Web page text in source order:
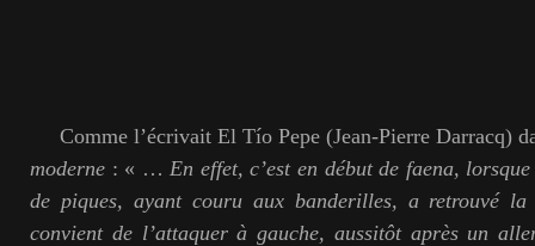
Comme l’écrivait El Tío Pepe (Jean-Pierre Darracq)
moderne : « …En effet, c’est en début de faena,
de piques, ayant couru aux banderilles, a retrouvé
convient de l’attaquer à gauche, aussitôt après un